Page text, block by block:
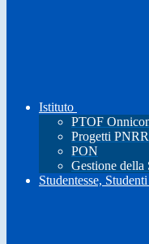
Istituto
PTOF
Progetti
PON
Gestione della
Studentesse,